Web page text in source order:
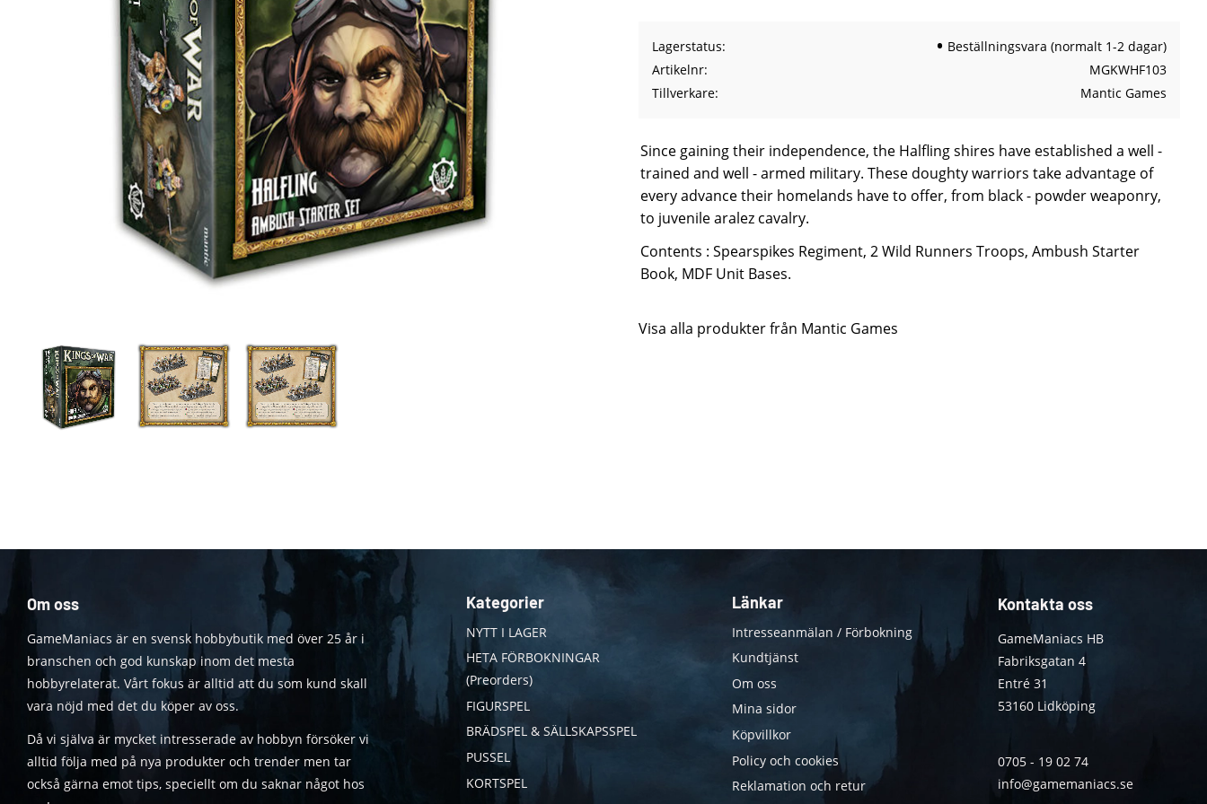
Lagerstatus
Beställningsvara (normalt 1-2 dagar)
Artikelnr
MGKWHF103
Tillverkare
Mantic Games
Since gaining their independence, the Halfling shires have established a well -
trained and well - armed military. These doughty warriors take advantage of
every advance their homelands have to offer, from black - powder weaponry,
to juvenile aralez cavalry.
Contents : Spearspikes Regiment, 2 Wild Runners Troops, Ambush Starter
Book, MDF Unit Bases.
Visa alla produkter från Mantic Games
Om oss
GameManiacs är en svensk hobbybutik med över 25 år i
branschen och god kunskap inom det mesta
hobbyrelaterat. Vårt fokus är alltid att du som kund skall
vara nöjd med det du köper av oss.
Då vi själva är mycket intresserade av hobbyn försöker vi
alltid följa med på nya produkter och trender men tar
också gärna emot tips, speciellt om du saknar något hos
Kategorier
NYTT I LAGER
HETA FÖRBOKNINGAR
(Preorders)
FIGURSPEL
BRÄDSPEL & SÄLLSKAPSSPEL
PUSSEL
KORTSPEL
Länkar
Intresseanmälan / Förbokning
Kundtjänst
Om oss
Mina sidor
Köpvillkor
Policy och cookies
Reklamation och retur
Kontakta oss
GameManiacs HB
Fabriksgatan 4
Entré 31
53160 Lidköping
0705 - 19 02 74
info@gamemaniacs.se